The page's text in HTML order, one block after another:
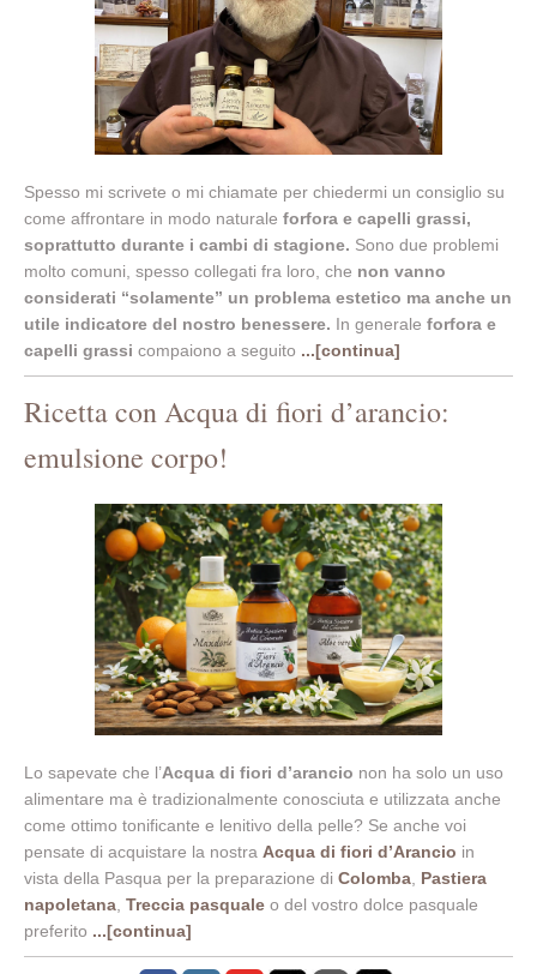
Spesso mi scrivete o mi chiamate per chiedermi un consiglio su
come affrontare in modo naturale forfora e capelli grassi,
soprattutto durante i cambi di stagione. Sono due problemi
molto comuni, spesso collegati fra loro, che non vanno
considerati “solamente” un problema estetico ma anche un
utile indicatore del nostro benessere. In generale forfora e
capelli grassi compaiono a seguito ...[continua]
Ricetta con Acqua di fiori d’arancio:
emulsione corpo!
Lo sapevate che l’Acqua di fiori d’arancio non ha solo un uso
alimentare ma è tradizionalmente conosciuta e utilizzata anche
come ottimo tonificante e lenitivo della pelle? Se anche voi
pensate di acquistare la nostra Acqua di fiori d’Arancio in
vista della Pasqua per la preparazione di Colomba Pastiera
napoletana Treccia pasquale o del vostro dolce pasquale
preferito ...[continua]